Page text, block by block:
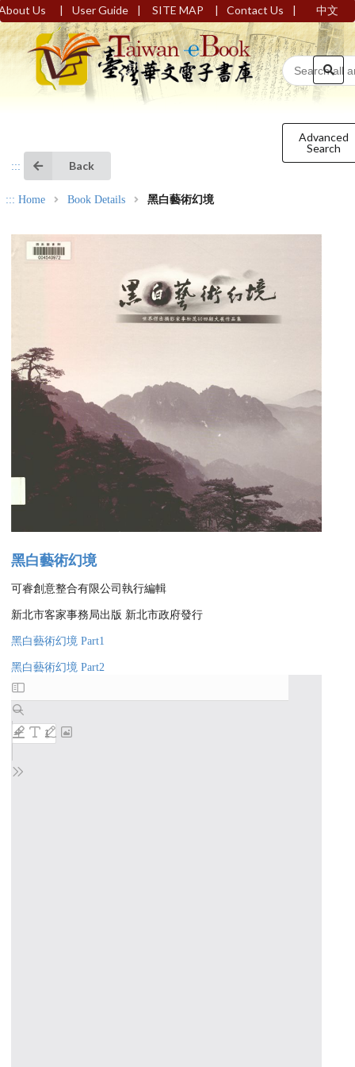
Us | User Guide | SITE MAP | Contact Us | 中文
Advanced
Search
::: Back
::: Home Book Details 黑白藝術幻境
黑白藝術幻境
可睿創意整合有限公司執行編輯
新北市客家事務局出版 新北市政府發行
黑白藝術幻境 Part1
黑白藝術幻境 Part2